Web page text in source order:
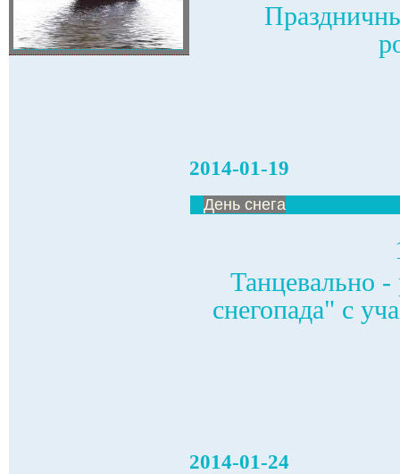
2014-01-19
День снега
Танцевально -
снегопада" с
2014-01-24